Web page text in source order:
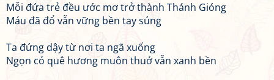
Mỗi đứa trẻ đều ước mơ trở thành Thánh Gióng
Máu đã đổ vẫn vững bền tay súng
Ta đứng dậy từ nơi ta ngã xuống
Ngọn cỏ quê hương muôn thuở vẫn xanh bền